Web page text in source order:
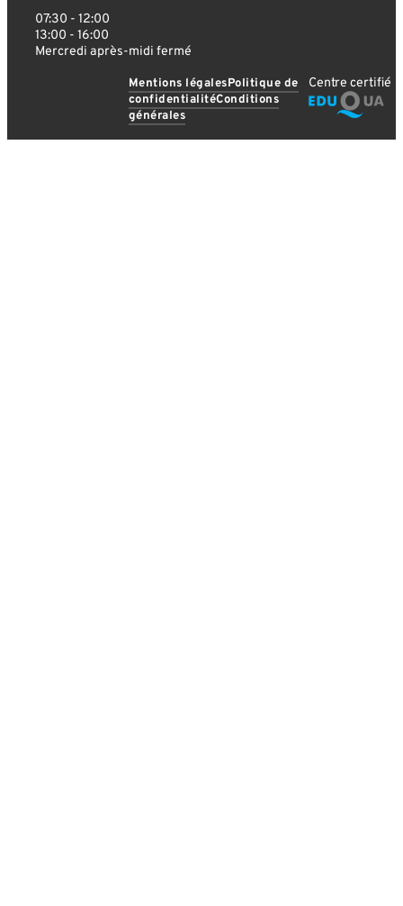
07:30 - 12:00
13:00 - 16:00
Mercredi après-midi fermé
Mentions légalesPolitique de
confidentialitéConditions
générales
Centre certifié